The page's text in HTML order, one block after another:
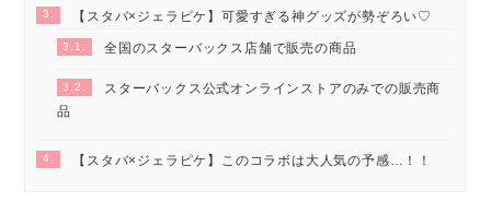
3. 【スタバ×ジェラピケ】可愛すぎる神グッズが勢ぞろい♡
3.1. 全国のスターバックス店舗で販売の商品
3.2.
スターバックス公式オンラインストアのみでの販売商
品
4. 【スタバ×ジェラピケ】このコラボは大人気の予感…！！